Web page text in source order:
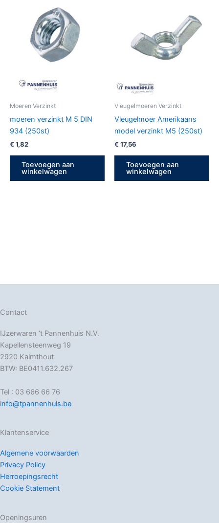
Moeren Verzinkt
moeren verzinkt M 5 DIN
934 (250st)
€ 1,82
Toevoegen aan
winkelwagen
Vleugelmoeren Verzinkt
Vleugelmoer Amerikaans
model verzinkt M5 (250st)
€ 17,56
Toevoegen aan
winkelwagen
Contact
IJzerwaren ‘t Pannenhuis N.V.
Kapellensteenweg 19
2920 Kalmthout
BTW: BE0411.632.267
Tel : 03 666 66 76
info@tpannenhuis.be
Klantenservice
Algemene voorwaarden
Privacy Policy
Herroepingsrecht
Cookie Statement
Openingsuren